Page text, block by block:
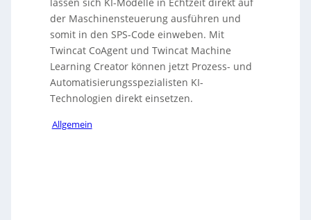
Support im Betrieb hilft (über TwinCat Co-Agent).
Beide Ansätze ergänzen sich, weil sie
unterschiedliche Ebenen der Automatisierung
adressieren. Zudem wird erwähnt, dass die
begleitende Audioaufnahme KI-generiert und vom
TEDO Verlag bereitgestellt wurde.
lassen sich KI-Modelle in Echtzeit direkt auf
der Maschinensteuerung ausführen und
somit in den SPS-Code einweben. Mit
Twincat CoAgent und Twincat Machine
Learning Creator können jetzt Prozess- und
Automatisierungsspezialisten KI-
Technologien direkt einsetzen.
Allgemein